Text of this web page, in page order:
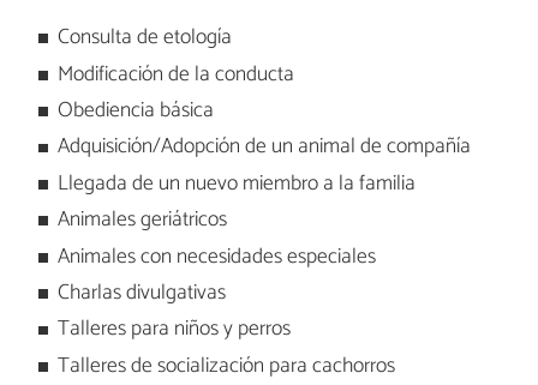
Consulta de etología
Modificación de la conducta
Obediencia básica
Adquisición/Adopción de un animal de compañía
Llegada de un nuevo miembro a la familia
Animales geriátricos
Animales con necesidades especiales
Charlas divulgativas
Talleres para niños y perros
Talleres de socialización para cachorros